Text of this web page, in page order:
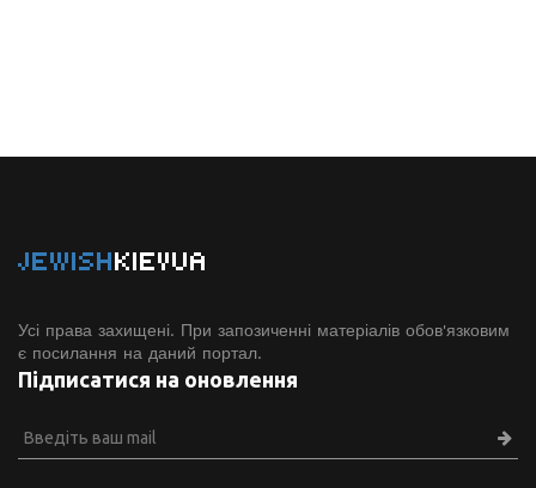
JEWISHKIEVUA
Усі права захищені. При запозиченні матеріалів обов'язковим
є посилання на даний портал.
Підписатися на оновлення